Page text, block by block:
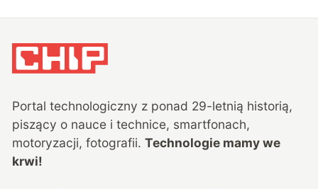
Portal technologiczny z ponad 29-letnią historią,
piszący o nauce i technice, smartfonach,
motoryzacji, fotografii. Technologie mamy we
krwi!